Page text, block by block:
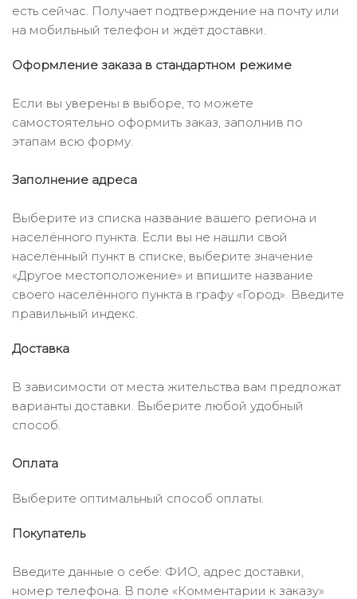
есть сейчас. Получает подтверждение на почту или
на мобильный телефон и ждёт доставки.
Оформление заказа в стандартном режиме
Если вы уверены в выборе, то можете
самостоятельно оформить заказ, заполнив по
этапам всю форму.
Заполнение адреса
Выберите из списка название вашего региона и
населённого пункта. Если вы не нашли свой
населённый пункт в списке, выберите значение
«Другое местоположение» и впишите название
своего населённого пункта в графу «Город». Введите
правильный индекс.
Доставка
В зависимости от места жительства вам предложат
варианты доставки. Выберите любой удобный
способ.
Оплата
Выберите оптимальный способ оплаты.
Покупатель
Введите данные о себе: ФИО, адрес доставки,
номер телефона. В поле «Комментарии к заказу»